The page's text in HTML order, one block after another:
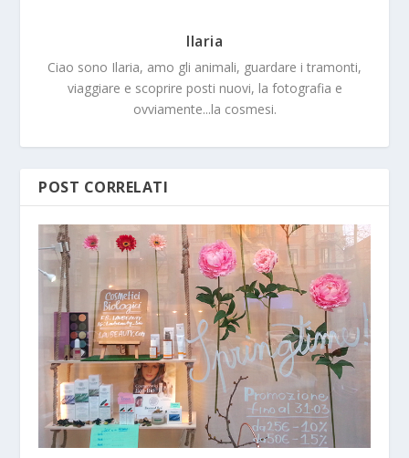
Ilaria
Ciao sono Ilaria, amo gli animali, guardare i tramonti,
viaggiare e scoprire posti nuovi, la fotografia e
ovviamente...la cosmesi.
POST CORRELATI